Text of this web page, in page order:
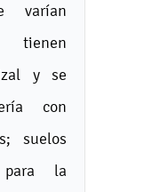
varían
tienen
y se
con
suelos
la